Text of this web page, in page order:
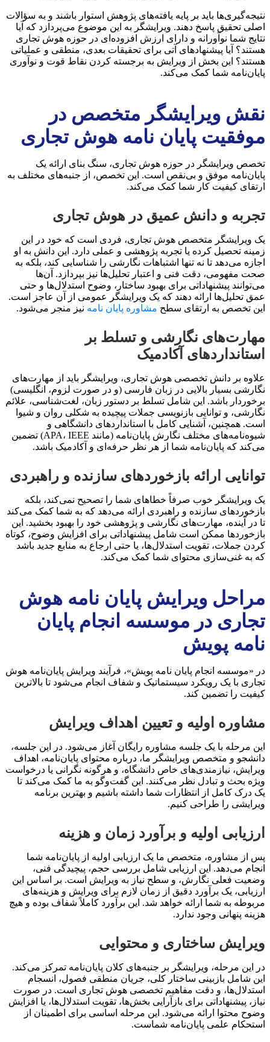
نتیجه‌گیری‌ها باید بر پایه یافته‌های پژوهش استوار باشند و به سؤالات
اصلی تحقیق پاسخ دهند. ویرایشگر به این موضوع می‌پردازد که آیا
نتایج شما نوآورانه و دارای ارزش افزوده‌ای در حوزه هوش تجاری
هستند؟ آیا پیشنهادهای آتی برای تحقیقات بعدی، منطقی و عملیاتی
هستند؟ این بخش از ویرایش به برجسته کردن نقاط قوت و نوآوری
پایان‌نامه شما کمک می‌کند.
نقش ویرایشگر متخصص در
موفقیت پایان نامه هوش تجاری
تخصص ویرایشگر در حوزه هوش تجاری، سنگ بنای ارائه یک
پایان‌نامه موفق و بی‌نقص است. این تخصص، از جنبه‌های مختلف به
ارتقای کیفیت کار شما کمک می‌کند.
تجربه و دانش عمیق در هوش تجاری
یک ویرایشگر متخصص هوش تجاری، فردی است که خود در این
زمینه تحصیل کرده یا تجربه پژوهشی و عملی دارد. این دانش به او
اجازه می‌دهد تا نه تنها اشتباهات نگارشی را شناسایی کند، بلکه به
صحت مفهومی، دقت فنی و اعتبار تحلیل‌ها نیز بپردازد. آن‌ها
می‌توانند پیشنهاداتی برای بهبود ساختار، وضوح استدلال‌ها و حتی
عمق تحلیل‌ها ارائه دهند که یک ویرایشگر عمومی از آن عاجز است.
این تخصص به ارتقای سطح مشاوره پایان نامه نیز منجر می‌شود.
مهارت‌های نگارشی و تسلط بر
استانداردهای آکادمیک
علاوه بر دانش تخصصی هوش تجاری، ویرایشگر باید از مهارت‌های
نگارشی بسیار بالایی در زبان فارسی (و در صورت لزوم، انگلیسی)
برخوردار باشد. این شامل تسلط بر دستور زبان، لغت‌شناسی، علائم
نگارشی، و توانایی بازنویسی جملات پیچیده به شکلی روان و شیوا
است. همچنین، آشنایی کامل با استانداردهای دانشگاهی و
شیوه‌نامه‌های مختلف نگارش پایان‌نامه (مانند APA، IEEE) تضمین
می‌کند که پایان‌نامه شما از هر نظر حرفه‌ای و آکادمیک باشد.
توانایی ارائه بازخوردهای سازنده و راهبردی
یک ویرایشگر خوب صرفاً خطاهای شما را تصحیح نمی‌کند، بلکه
بازخوردهای سازنده و راهبردی ارائه می‌دهد که به شما کمک می‌کند
تا در آینده، مهارت‌های نگارشی و پژوهشی خود را بهبود بخشید. این
بازخوردها ممکن است شامل پیشنهاداتی برای افزایش وضوح، کوتاه
کردن جملات، تقویت استدلال‌ها، یا حتی ارجاع به منابع جدید باشد
که به غنی‌سازی محتوای شما کمک می‌کند.
مراحل ویرایش پایان نامه هوش
تجاری در موسسه انجام پایان
نامه پویش
در «موسسه انجام پایان نامه پویش»، فرآیند ویرایش پایان‌نامه هوش
تجاری با یک رویکرد سیستماتیک و شفاف انجام می‌شود تا بالاترین
کیفیت را تضمین کند.
مشاوره اولیه و تعیین اهداف ویرایش
این مرحله با یک جلسه مشاوره رایگان آغاز می‌شود. در این جلسه،
دانشجو و متخصص ویرایشگر ما، درباره محتوای پایان‌نامه، اهداف
ویرایش، نیازمندی‌های خاص دانشگاه، و هرگونه نگرانی یا درخواست
ویژه بحث و تبادل نظر می‌کنند. این گفت‌وگو به ما کمک می‌کند تا
یک درک کامل از انتظارات شما داشته باشیم و بهترین برنامه
ویرایشی را طراحی کنیم.
ارزیابی اولیه و برآورد زمان و هزینه
پس از مشاوره، متخصص ما یک ارزیابی اولیه از پایان‌نامه شما
انجام می‌دهد. این ارزیابی شامل بررسی حجم، پیچیدگی فنی،
وضعیت فعلی نگارش، و سطح نیاز به ویرایش است. بر اساس این
ارزیابی، یک برآورد دقیق از زمان لازم برای ویرایش و هزینه‌های
مربوطه به شما ارائه خواهد شد. این برآورد کاملاً شفاف بوده و هیچ
هزینه پنهانی وجود ندارد.
ویرایش ساختاری و محتوایی
در این مرحله، ویرایشگر بر جنبه‌های کلان پایان‌نامه تمرکز می‌کند.
این شامل بازبینی ساختار کلی، جریان منطقی فصول، انسجام
استدلال‌ها، و دقت مفاهیم تخصصی هوش تجاری است. در صورت
نیاز، پیشنهاداتی برای بازآرایی بخش‌ها، تقویت استدلال‌ها، یا افزایش
وضوح محتوا ارائه می‌شود. این مرحله اساسی برای اطمینان از
استحکام علمی پایان‌نامه شماست.